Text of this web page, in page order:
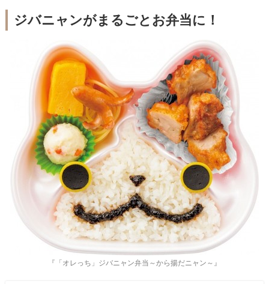
ジバニャンがまるごとお弁当に！
『「オレっち」ジバニャン弁当～から揚だニャン～』